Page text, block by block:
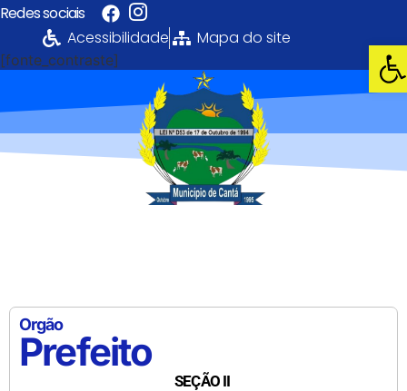
Redes sociais
Acessibilidade
Mapa do site
[fonte_contraste]
Orgão
Prefeito
SEÇÃO II